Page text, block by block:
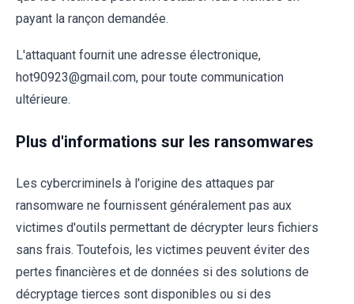
payant la rançon demandée.
L'attaquant fournit une adresse électronique,
hot90923@gmail.com, pour toute communication
ultérieure.
Plus d'informations sur les ransomwares
Les cybercriminels à l'origine des attaques par
ransomware ne fournissent généralement pas aux
victimes d'outils permettant de décrypter leurs fichiers
sans frais. Toutefois, les victimes peuvent éviter des
pertes financières et de données si des solutions de
décryptage tierces sont disponibles ou si des